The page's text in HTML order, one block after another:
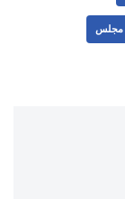
مجلس